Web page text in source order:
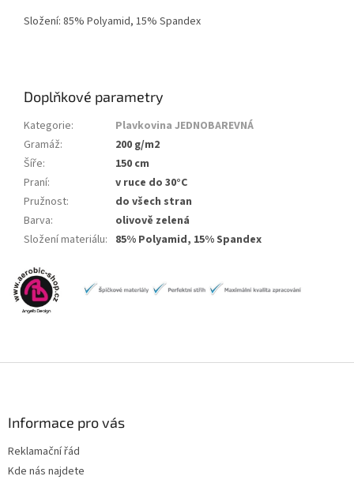
Složení: 85% Polyamid, 15% Spandex
Doplňkové parametry
Kategorie:
Plavkovina JEDNOBAREVNÁ
Gramáž:
200 g/m2
Šíře:
150 cm
Praní:
v ruce do 30°C
Pružnost:
do všech stran
Barva:
olivově zelená
Složení materiálu: 85% Polyamid, 15% Spandex
Informace pro vás
Reklamační řád
Kde nás najdete